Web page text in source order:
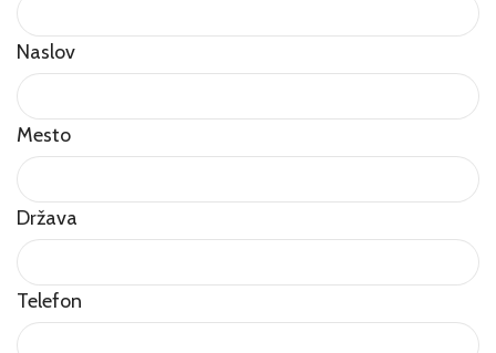
Naslov
Mesto
Država
Telefon